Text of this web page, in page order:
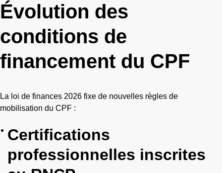
Évolution des
conditions de
financement du CPF
La loi de finances 2026 fixe de nouvelles règles de
mobilisation du CPF :
Certifications
professionnelles inscrites